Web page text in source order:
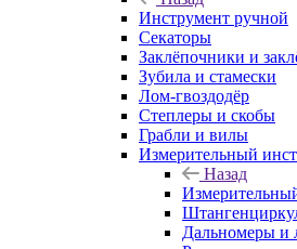
Инструмент ручной
Секаторы
Заклёпочники и
Зубила и стамески
Лом-гвоздодёр
Степлеры и скобы
Грабли и вилы
Измерительный
Назад
Дальномеры и